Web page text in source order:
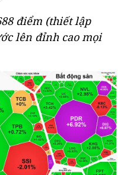
điểm (thiết lập
lên đỉnh cao mọi